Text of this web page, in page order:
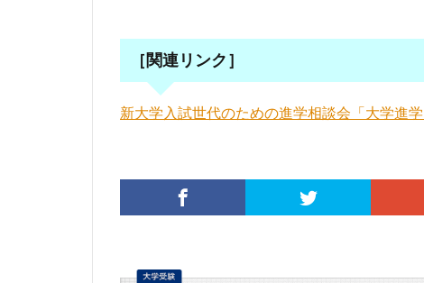
［関連リンク］
新大学入試世代のための進学相談会「大学進学